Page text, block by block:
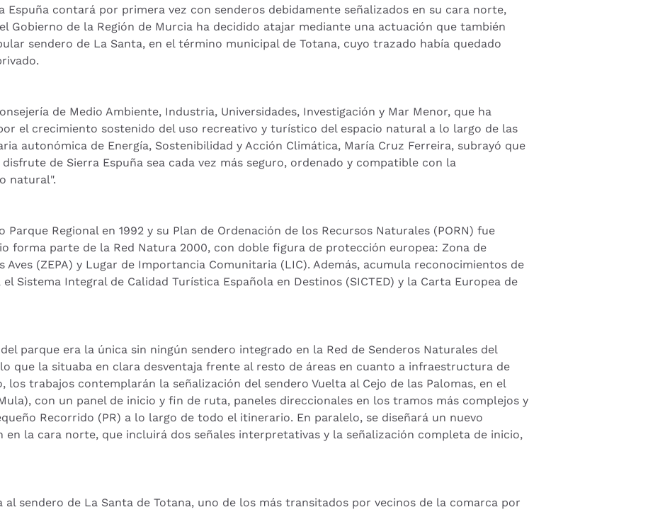
Espuña contará por primera vez con senderos debidamente señalizados en su cara norte,
Gobierno de la Región de Murcia ha decidido atajar mediante una actuación que también
sendero de La Santa, en el término municipal de Totana, cuyo trazado había quedado
de Medio Ambiente, Industria, Universidades, Investigación y Mar Menor, que ha
el crecimiento sostenido del uso recreativo y turístico del espacio natural a lo largo de las
autonómica de Energía, Sostenibilidad y Acción Climática, María Cruz Ferreira, subrayó que
de Sierra Espuña sea cada vez más seguro, ordenado y compatible con la
natural".
Parque Regional en 1992 y su Plan de Ordenación de los Recursos Naturales (PORN) fue
forma parte de la Red Natura 2000, con doble figura de protección europea: Zona de
Aves (ZEPA) y Lugar de Importancia Comunitaria (LIC). Además, acumula reconocimientos de
Sistema Integral de Calidad Turística Española en Destinos (SICTED) y la Carta Europea de
parque era la única sin ningún sendero integrado en la Red de Senderos Naturales del
que la situaba en clara desventaja frente al resto de áreas en cuanto a infraestructura de
los trabajos contemplarán la señalización del sendero Vuelta al Cejo de las Palomas, en el
con un panel de inicio y fin de ruta, paneles direccionales en los tramos más complejos y
Recorrido (PR) a lo largo de todo el itinerario. En paralelo, se diseñará un nuevo
en la cara norte, que incluirá dos señales interpretativas y la señalización completa de inicio,
sendero de La Santa de Totana, uno de los más transitados por vecinos de la comarca por